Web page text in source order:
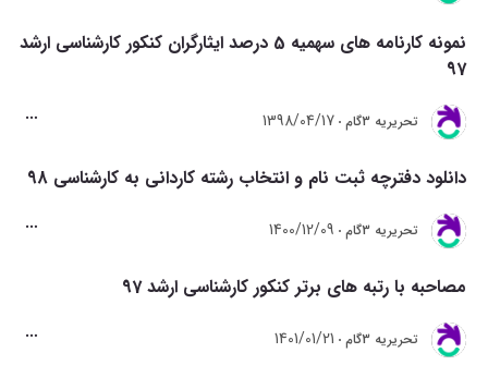
نمونه کارنامه های سهمیه 5 درصد ایثارگران کنکور کارشناسی ارشد
97
تحريريه 3گام 1398/04/17
دانلود دفترچه ثبت نام و انتخاب رشته کاردانی به کارشناسی 98
تحريريه 3گام 1400/12/09
مصاحبه با رتبه های برتر کنکور کارشناسی ارشد 97
تحريريه 3گام 1401/01/21